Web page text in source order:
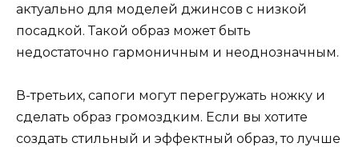
актуально для моделей джинсов с низкой
посадкой. Такой образ может быть
недостаточно гармоничным и неоднозначным.
В-третьих, сапоги могут перегружать ножку и
сделать образ громоздким. Если вы хотите
создать стильный и эффектный образ, то лучше